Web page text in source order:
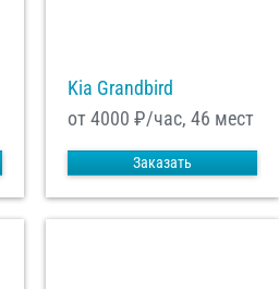
Kia Grandbird
от 4000 ₽/час, 46 мест
Заказать